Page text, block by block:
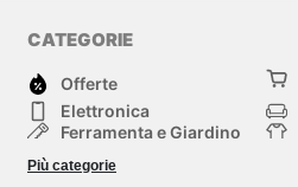
CATEGORIE
Offerte
Elettronica
Ferramenta e Giardino
Bambini e Neonati
Più categorie